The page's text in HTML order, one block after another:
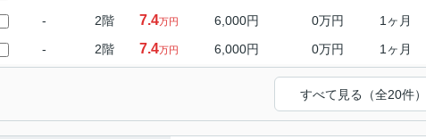
-
2階 7.4万円 6,000円 0万円
1ヶ月
-
2階 7.4万円 6,000円 0万円 1ヶ月
すべて見る（全20件）